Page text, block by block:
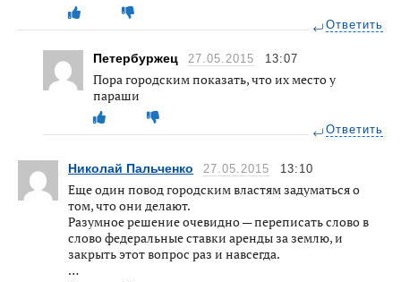
Ответить
Петербуржец 27.05.2015 13:07
Пора городским показать, что их место у
параши
Ответить
Николай Пальченко 27.05.2015 13:10
Еще один повод городским властям задуматься о
том, что они делают.
Разумное решение очевидно — переписать слово в
слово федеральные ставки аренды за землю, и
закрыть этот вопрос раз и навсегда.
…